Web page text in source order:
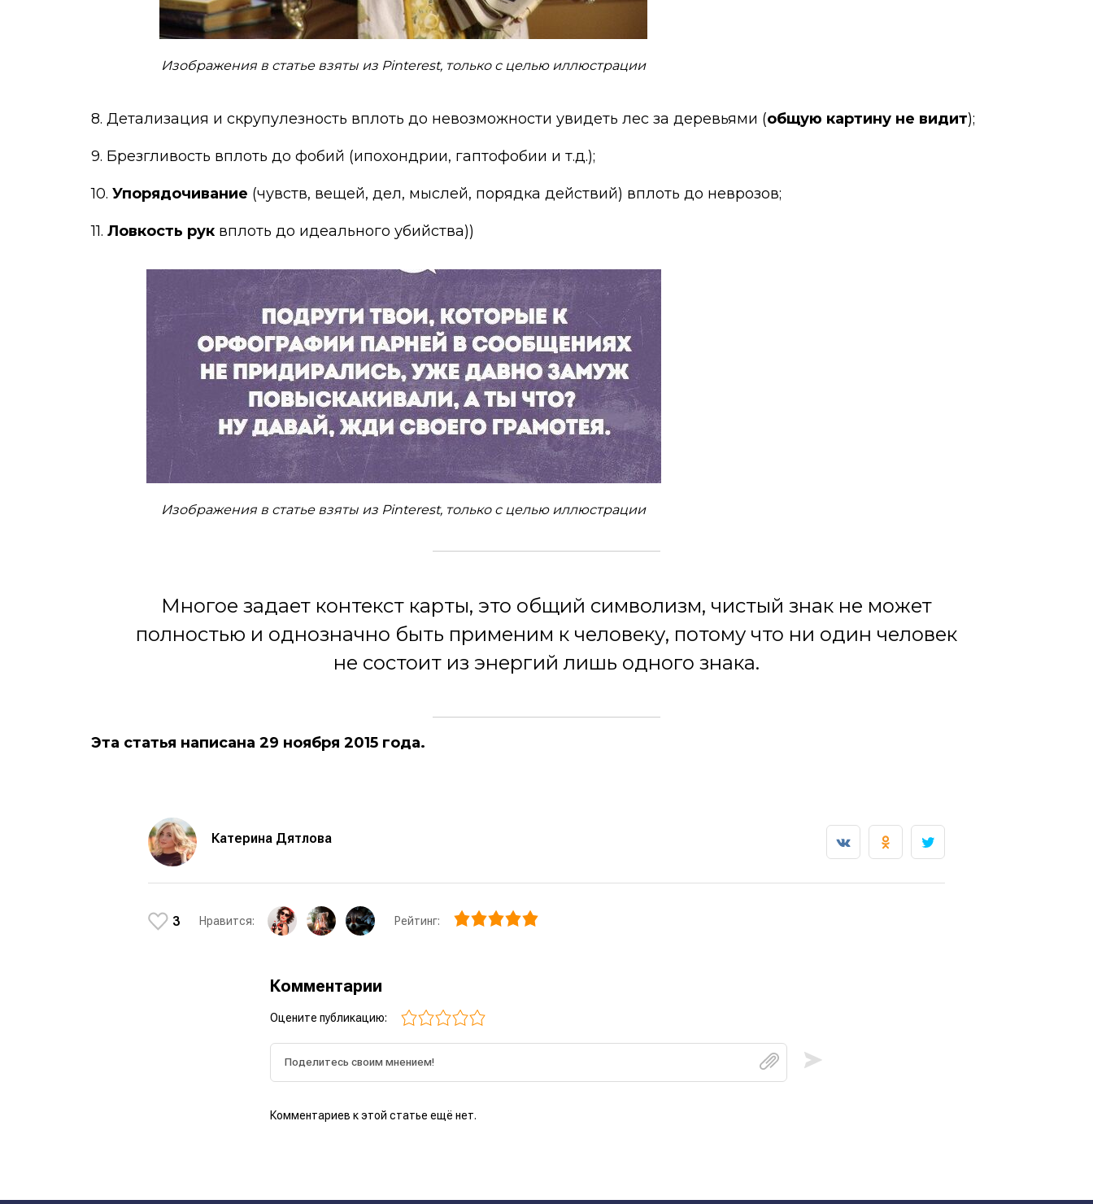
Изображения в статье взяты из Pinterest, только с целью иллюстрации
8. Детализация и скрупулезность вплоть до невозможности увидеть лес за деревьями (общую картину не видит);
9. Брезгливость вплоть до фобий (ипохондрии, гаптофобии и т.д.);
10. Упорядочивание (чувств, вещей, дел, мыслей, порядка действий) вплоть до неврозов;
11. Ловкость рук вплоть до идеального убийства))
Изображения в статье взяты из Pinterest, только с целью иллюстрации
Многое задает контекст карты, это общий символизм, чистый знак не может
полностью и однозначно быть применим к человеку, потому что ни один человек
не состоит из энергий лишь одного знака.
Эта статья написана 29 ноября 2015 года.
Катерина Дятлова
3 Нравится: Рейтинг:
Комментарии
Оцените публикацию:
Комментариев к этой статье ещё нет.